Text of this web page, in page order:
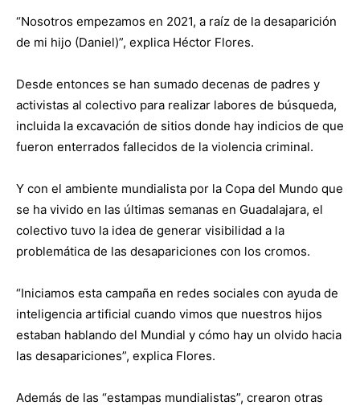
“Nosotros empezamos en 2021, a raíz de la desaparición
de mi hijo (Daniel)”, explica Héctor Flores.
Desde entonces se han sumado decenas de padres y
activistas al colectivo para realizar labores de búsqueda,
incluida la excavación de sitios donde hay indicios de que
fueron enterrados fallecidos de la violencia criminal.
Y con el ambiente mundialista por la Copa del Mundo que
se ha vivido en las últimas semanas en Guadalajara, el
colectivo tuvo la idea de generar visibilidad a la
problemática de las desapariciones con los cromos.
“Iniciamos esta campaña en redes sociales con ayuda de
inteligencia artificial cuando vimos que nuestros hijos
estaban hablando del Mundial y cómo hay un olvido hacia
las desapariciones”, explica Flores.
Además de las “estampas mundialistas”, crearon otras